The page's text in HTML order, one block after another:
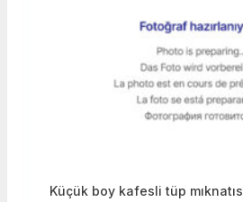
Küçük boy kafesli tüp